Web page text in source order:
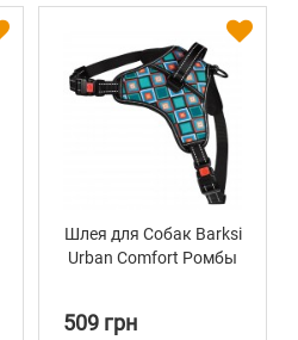
Шлея для Собак Barksi
Urban Comfort Ромбы
509 грн